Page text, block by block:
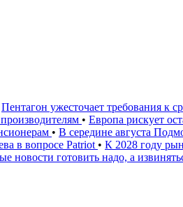
Пентагон ужесточает требования к
• Европа рискует
• В середине августа
в вопросе Patriot • К 2028 году
новости готовить надо, а